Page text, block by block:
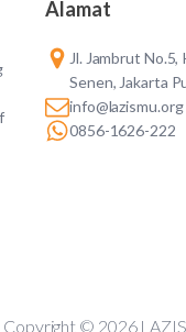
Alamat
Jl. Jambrut No.5,
Senen, Jakarta
info@lazismu.org
0856-1626-222
Copyright © 2026